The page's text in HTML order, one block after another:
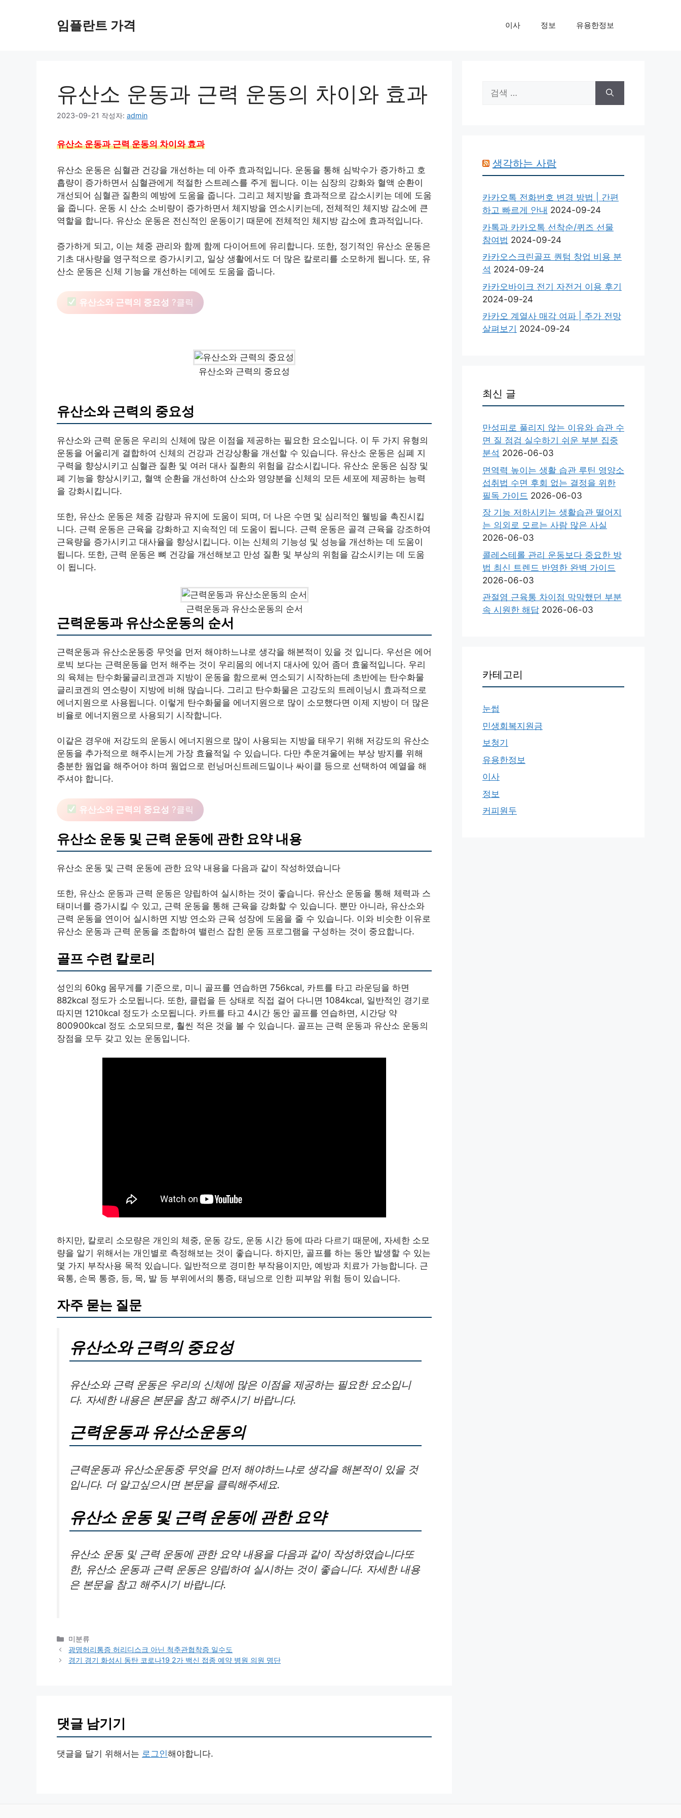
임플란트 가격 이사 정보 유용한정보
유산소 운동과 근력 운동의 차이와 효과
2023-09-21 작성자: admin
유산소 운동과 근력 운동의 차이와 효과
유산소 운동은 심혈관 건강을 개선하는 데 아주 효과적입니다. 운동을 통해 심박수가 증가하고 호
흡량이 증가하면서 심혈관에게 적절한 스트레스를 주게 됩니다. 이는 심장의 강화와 혈액 순환이
개선되어 심혈관 질환의 예방에 도움을 줍니다. 그리고 체지방을 효과적으로 감소시키는 데에 도움
을 줍니다. 운동 시 산소 소비량이 증가하면서 체지방을 연소시키는데, 전체적인 체지방 감소에 큰
역할을 합니다. 유산소 운동은 전신적인 운동이기 때문에 전체적인 체지방 감소에 효과적입니다.
증가하게 되고, 이는 체중 관리와 함께 함께 다이어트에 유리합니다. 또한, 정기적인 유산소 운동은
기초 대사량을 영구적으로 증가시키고, 일상 생활에서도 더 많은 칼로리를 소모하게 됩니다. 또, 유
산소 운동은 신체 기능을 개선하는 데에도 도움을 줍니다.
유산소와 근력의 중요성 ?클릭
유산소와 근력의 중요성
유산소와 근력의 중요성
유산소와 근력 운동은 우리의 신체에 많은 이점을 제공하는 필요한 요소입니다. 이 두 가지 유형의
운동을 어울리게 결합하여 신체의 건강과 건강상황을 개선할 수 있습니다. 유산소 운동은 심폐 지
구력을 향상시키고 심혈관 질환 및 여러 대사 질환의 위험을 감소시킵니다. 유산소 운동은 심장 및
폐 기능을 향상시키고, 혈액 순환을 개선하여 산소와 영양분을 신체의 모든 세포에 제공하는 능력
을 강화시킵니다.
또한, 유산소 운동은 체중 감량과 유지에 도움이 되며, 더 나은 수면 및 심리적인 웰빙을 촉진시킵
니다. 근력 운동은 근육을 강화하고 지속적인 데 도움이 됩니다. 근력 운동은 골격 근육을 강조하여
근육량을 증가시키고 대사율을 향상시킵니다. 이는 신체의 기능성 및 성능을 개선하는 데 도움이
됩니다. 또한, 근력 운동은 뼈 건강을 개선해보고 만성 질환 및 부상의 위험을 감소시키는 데 도움
이 됩니다.
근력운동과 유산소운동의 순서
근력운동과 유산소운동의 순서
근력운동과 유산소운동중 무엇을 먼저 해야하느냐로 생각을 해본적이 있을 것 입니다. 우선은 에어
로빅 보다는 근력운동을 먼저 해주는 것이 우리몸의 에너지 대사에 있어 좀더 효울적입니다. 우리
의 육체는 탄수화물글리코겐과 지방이 운동을 함으로써 연소되기 시작하는데 초반에는 탄수화물
글리코겐의 연소량이 지방에 비해 많습니다. 그리고 탄수화물은 고강도의 트레이닝시 효과적으로
에너지원으로 사용됩니다. 이렇게 탄수화물을 에너지원으로 많이 소모했다면 이제 지방이 더 많은
비율로 에너지원으로 사용되기 시작합니다.
이같은 경우애 저강도의 운동시 에너지원으로 많이 사용되는 지방을 태우기 위해 저강도의 유산소
운동을 추가적으로 해주시는게 가장 효율적일 수 있습니다. 다만 추운겨울에는 부상 방지를 위해
충분한 웜업을 해주어야 하며 웜업으로 런닝머신트레드밀이나 싸이클 등으로 선택하여 예열을 해
주셔야 합니다.
유산소와 근력의 중요성 ?클릭
유산소 운동 및 근력 운동에 관한 요약 내용
유산소 운동 및 근력 운동에 관한 요약 내용을 다음과 같이 작성하였습니다
또한, 유산소 운동과 근력 운동은 양립하여 실시하는 것이 좋습니다. 유산소 운동을 통해 체력과 스
태미너를 증가시킬 수 있고, 근력 운동을 통해 근육을 강화할 수 있습니다. 뿐만 아니라, 유산소와
근력 운동을 연이어 실시하면 지방 연소와 근육 성장에 도움을 줄 수 있습니다. 이와 비슷한 이유로
유산소 운동과 근력 운동을 조합하여 밸런스 잡힌 운동 프로그램을 구성하는 것이 중요합니다.
골프 수련 칼로리
성인의 60kg 몸무게를 기준으로, 미니 골프를 연습하면 756kcal, 카트를 타고 라운딩을 하면
882kcal 정도가 소모됩니다. 또한, 클럽을 든 상태로 직접 걸어 다니면 1084kcal, 일반적인 경기로
따지면 1210kcal 정도가 소모됩니다. 카트를 타고 4시간 동안 골프를 연습하면, 시간당 약
800900kcal 정도 소모되므로, 훨씬 적은 것을 볼 수 있습니다. 골프는 근력 운동과 유산소 운동의
장점을 모두 갖고 있는 운동입니다.
하지만, 칼로리 소모량은 개인의 체중, 운동 강도, 운동 시간 등에 따라 다르기 때문에, 자세한 소모
량을 알기 위해서는 개인별로 측정해보는 것이 좋습니다. 하지만, 골프를 하는 동안 발생할 수 있는
몇 가지 부작사용 목적 있습니다. 일반적으로 경미한 부작용이지만, 예방과 치료가 가능합니다. 근
육통, 손목 통증, 등, 목, 발 등 부위에서의 통증, 태닝으로 인한 피부암 위험 등이 있습니다.
자주 묻는 질문
유산소와 근력의 중요성
유산소와 근력 운동은 우리의 신체에 많은 이점을 제공하는 필요한 요소입니
다. 자세한 내용은 본문을 참고 해주시기 바랍니다.
근력운동과 유산소운동의
근력운동과 유산소운동중 무엇을 먼저 해야하느냐로 생각을 해본적이 있을 것
입니다. 더 알고싶으시면 본문을 클릭해주세요.
유산소 운동 및 근력 운동에 관한 요약
유산소 운동 및 근력 운동에 관한 요약 내용을 다음과 같이 작성하였습니다또
한, 유산소 운동과 근력 운동은 양립하여 실시하는 것이 좋습니다. 자세한 내용
은 본문을 참고 해주시기 바랍니다.
카
테
고
미분류
광명허리통증 허리디스크 아닌 척추관협착증 일수도
경기 경기 화성시 동탄 코로나19 2가 백신 접종 예약 병원 의원 명단
댓글 남기기
댓글을 달기 위해서는 로그인해야합니다.
색:
생각하는 사람
카카오톡 전화번호 변경 방법 | 간편
하고 빠르게 안내 2024-09-24
카톡과 카카오톡 선착순/퀴즈 선물
참여법 2024-09-24
카카오스크린골프 퀀텀 창업 비용 분
석 2024-09-24
카카오바이크 전기 자전거 이용 후기
2024-09-24
카카오 계열사 매각 여파 | 주가 전망
살펴보기 2024-09-24
최신 글
만성피로 풀리지 않는 이유와 습관 수
면 질 점검 실수하기 쉬운 부분 집중
분석 2026-06-03
면역력 높이는 생활 습관 루틴 영양소
섭취법 수면 후회 없는 결정을 위한
필독 가이드 2026-06-03
장 기능 저하시키는 생활습관 떨어지
는 의외로 모르는 사람 많은 사실
2026-06-03
콜레스테롤 관리 운동보다 중요한 방
법 최신 트렌드 반영한 완벽 가이드
2026-06-03
관절염 근육통 차이점 막막했던 부분
속 시원한 해답 2026-06-03
카테고리
눈썹
민생회복지원금
보청기
유용한정보
이사
정보
커피원두